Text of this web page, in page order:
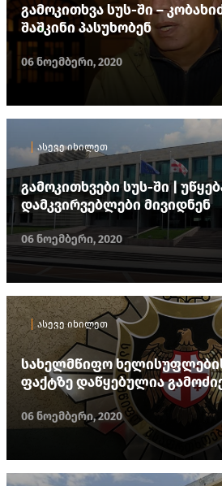
გამოკითხვა სუს-ში –
შაშკინი პასუხობენ
06 ნოემბერი, 2020
ასევე იხილეთ
გამოკითხვები სუს-ში |
დამკვირვებლები მივიდნენ
06 ნოემბერი, 2020
ასევე იხილეთ
სახელმწიფო
ფაქტზე დაწყებულია
06 ნოემბერი, 2020